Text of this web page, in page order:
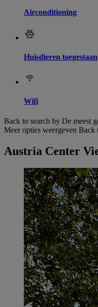
Airconditioning
Huisdieren toegestaan
Wifi
Back to search by De meest
Meer opties weergeven Back
Austria Center